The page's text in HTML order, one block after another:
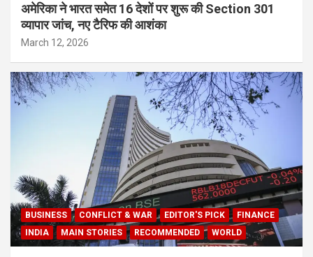
अमेरिका ने भारत समेत 16 देशों पर शुरू की Section 301
व्यापार जांच, नए टैरिफ की आशंका
March 12, 2026
BUSINESS CONFLICT & WAR EDITOR'S PICK
FINANCE
INDIA
MAIN STORIES RECOMMENDED WORLD